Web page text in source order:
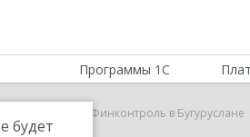
будет
Программы 1С
1С-Финконтроль в Бугуруслане